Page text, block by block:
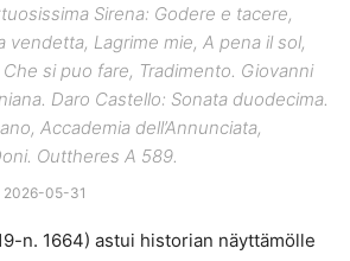
Sirena: Godere e tacere,
vendetta, Lagrime mie, A pena il sol,
si puo fare, Tradimento. Giovanni
Daro Castello: Sonata duodecima.
Accademia dell’Annunciata,
Outtheres A 589.
2026-05-31
n. 1664) astui historian näyttämölle